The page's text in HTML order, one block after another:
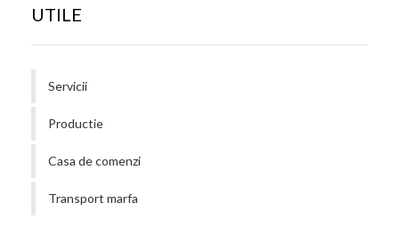
UTILE
Servicii
Productie
Casa de comenzi
Transport marfa